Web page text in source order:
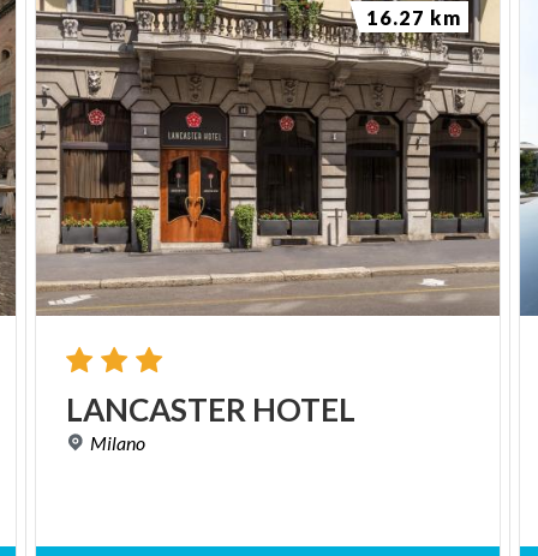
LANCASTER HOTEL
Milano
16.27 km